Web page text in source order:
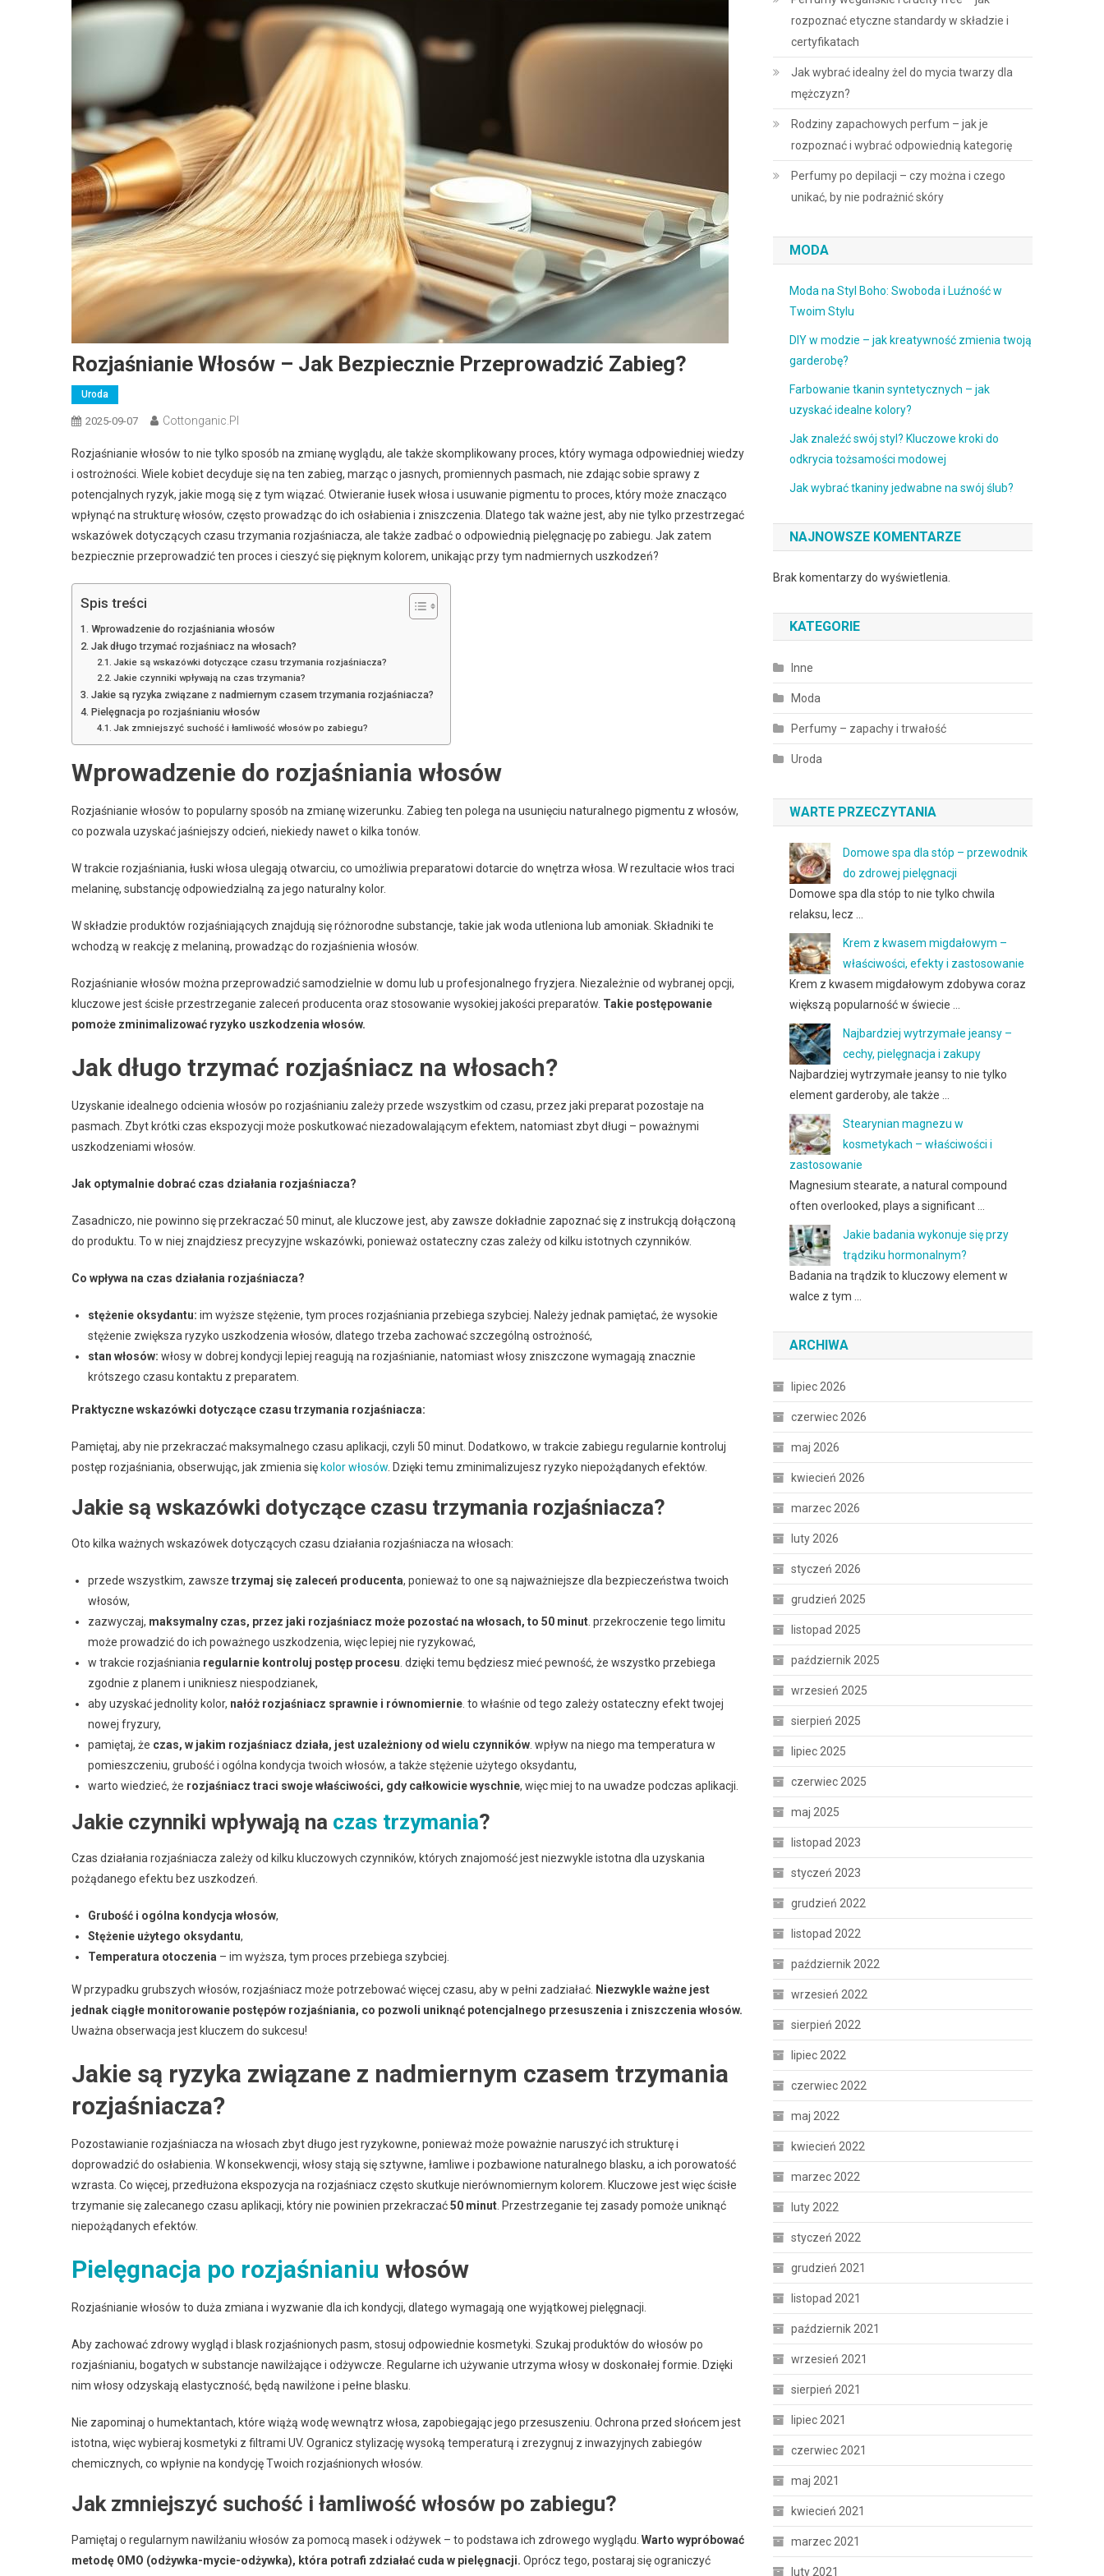
Rozjaśnianie Włosów – Jak Bezpiecznie Przeprowadzić Zabieg?
Uroda
2025-09-07 Cottonganic.pl
Rozjaśnianie włosów to nie tylko sposób na zmianę wyglądu, ale także skomplikowany proces, który wymaga odpowiedniej wiedzy
i ostrożności. Wiele kobiet decyduje się na ten zabieg, marząc o jasnych, promiennych pasmach, nie zdając sobie sprawy z
potencjalnych ryzyk, jakie mogą się z tym wiązać. Otwieranie łusek włosa i usuwanie pigmentu to proces, który może znacząco
wpłynąć na strukturę włosów, często prowadząc do ich osłabienia i zniszczenia. Dlatego tak ważne jest, aby nie tylko przestrzegać
wskazówek dotyczących czasu trzymania rozjaśniacza, ale także zadbać o odpowiednią pielęgnację po zabiegu. Jak zatem
bezpiecznie przeprowadzić ten proces i cieszyć się pięknym kolorem, unikając przy tym nadmiernych uszkodzeń?
Spis treści
Wprowadzenie do rozjaśniania włosów
Jak długo trzymać rozjaśniacz na włosach?
Jakie są wskazówki dotyczące czasu trzymania rozjaśniacza?
Jakie czynniki wpływają na czas trzymania?
Jakie są ryzyka związane z nadmiernym czasem trzymania rozjaśniacza?
Pielęgnacja po rozjaśnianiu włosów
Jak zmniejszyć suchość i łamliwość włosów po zabiegu?
Wprowadzenie do rozjaśniania włosów
Rozjaśnianie włosów to popularny sposób na zmianę wizerunku. Zabieg ten polega na usunięciu naturalnego pigmentu z włosów,
co pozwala uzyskać jaśniejszy odcień, niekiedy nawet o kilka tonów.
W trakcie rozjaśniania, łuski włosa ulegają otwarciu, co umożliwia preparatowi dotarcie do wnętrza włosa. W rezultacie włos traci
melaninę, substancję odpowiedzialną za jego naturalny kolor.
W składzie produktów rozjaśniających znajdują się różnorodne substancje, takie jak woda utleniona lub amoniak. Składniki te
wchodzą w reakcję z melaniną, prowadząc do rozjaśnienia włosów.
Rozjaśnianie włosów można przeprowadzić samodzielnie w domu lub u profesjonalnego fryzjera. Niezależnie od wybranej opcji,
kluczowe jest ścisłe przestrzeganie zaleceń producenta oraz stosowanie wysokiej jakości preparatów. Takie postępowanie
pomoże zminimalizować ryzyko uszkodzenia włosów.
Jak długo trzymać rozjaśniacz na włosach?
Uzyskanie idealnego odcienia włosów po rozjaśnianiu zależy przede wszystkim od czasu, przez jaki preparat pozostaje na
pasmach. Zbyt krótki czas ekspozycji może poskutkować niezadowalającym efektem, natomiast zbyt długi – poważnymi
uszkodzeniami włosów.
Jak optymalnie dobrać czas działania rozjaśniacza?
Zasadniczo, nie powinno się przekraczać 50 minut, ale kluczowe jest, aby zawsze dokładnie zapoznać się z instrukcją dołączoną
do produktu. To w niej znajdziesz precyzyjne wskazówki, ponieważ ostateczny czas zależy od kilku istotnych czynników.
Co wpływa na czas działania rozjaśniacza?
stężenie oksydantu: im wyższe stężenie, tym proces rozjaśniania przebiega szybciej. Należy jednak pamiętać, że wysokie
stężenie zwiększa ryzyko uszkodzenia włosów, dlatego trzeba zachować szczególną ostrożność,
stan włosów: włosy w dobrej kondycji lepiej reagują na rozjaśnianie, natomiast włosy zniszczone wymagają znacznie
krótszego czasu kontaktu z preparatem.
Praktyczne wskazówki dotyczące czasu trzymania rozjaśniacza:
Pamiętaj, aby nie przekraczać maksymalnego czasu aplikacji, czyli 50 minut. Dodatkowo, w trakcie zabiegu regularnie kontroluj
postęp rozjaśniania, obserwując, jak zmienia się kolor włosów . Dzięki temu zminimalizujesz ryzyko niepożądanych efektów.
Jakie są wskazówki dotyczące czasu trzymania rozjaśniacza?
Oto kilka ważnych wskazówek dotyczących czasu działania rozjaśniacza na włosach:
przede wszystkim, zawsze trzymaj się zaleceń producenta, ponieważ to one są najważniejsze dla bezpieczeństwa twoich
włosów,
zazwyczaj, maksymalny czas, przez jaki rozjaśniacz może pozostać na włosach, to 50 minut . przekroczenie tego limitu
może prowadzić do ich poważnego uszkodzenia, więc lepiej nie ryzykować,
w trakcie rozjaśniania regularnie kontroluj postęp procesu . dzięki temu będziesz mieć pewność, że wszystko przebiega
zgodnie z planem i unikniesz niespodzianek,
aby uzyskać jednolity kolor, nałóż rozjaśniacz sprawnie i równomiernie . to właśnie od tego zależy ostateczny efekt twojej
nowej fryzury,
pamiętaj, że czas, w jakim rozjaśniacz działa, jest uzależniony od wielu czynników . wpływ na niego ma temperatura w
pomieszczeniu, grubość i ogólna kondycja twoich włosów, a także stężenie użytego oksydantu,
warto wiedzieć, że rozjaśniacz traci swoje właściwości, gdy całkowicie wyschnie, więc miej to na uwadze podczas aplikacji.
Jakie czynniki wpływają na czas trzymania?
Czas działania rozjaśniacza zależy od kilku kluczowych czynników, których znajomość jest niezwykle istotna dla uzyskania
pożądanego efektu bez uszkodzeń.
Grubość i ogólna kondycja włosów,
Stężenie użytego oksydantu,
Temperatura otoczenia – im wyższa, tym proces przebiega szybciej.
W przypadku grubszych włosów, rozjaśniacz może potrzebować więcej czasu, aby w pełni zadziałać. Niezwykle ważne jest
jednak ciągłe monitorowanie postępów rozjaśniania, co pozwoli uniknąć potencjalnego przesuszenia i zniszczenia włosów.
Uważna obserwacja jest kluczem do sukcesu!
Jakie są ryzyka związane z nadmiernym czasem trzymania
rozjaśniacza?
Pozostawianie rozjaśniacza na włosach zbyt długo jest ryzykowne, ponieważ może poważnie naruszyć ich strukturę i
doprowadzić do osłabienia. W konsekwencji, włosy stają się sztywne, łamliwe i pozbawione naturalnego blasku, a ich porowatość
wzrasta. Co więcej, przedłużona ekspozycja na rozjaśniacz często skutkuje nierównomiernym kolorem. Kluczowe jest więc ścisłe
trzymanie się zalecanego czasu aplikacji, który nie powinien przekraczać50 minut . Przestrzeganie tej zasady pomoże uniknąć
niepożądanych efektów.
Pielęgnacja po rozjaśnianiu włosów
Rozjaśnianie włosów to duża zmiana i wyzwanie dla ich kondycji, dlatego wymagają one wyjątkowej pielęgnacji.
Aby zachować zdrowy wygląd i blask rozjaśnionych pasm, stosuj odpowiednie kosmetyki. Szukaj produktów do włosów po
rozjaśnianiu, bogatych w substancje nawilżające i odżywcze. Regularne ich używanie utrzyma włosy w doskonałej formie. Dzięki
nim włosy odzyskają elastyczność, będą nawilżone i pełne blasku.
Nie zapominaj o humektantach, które wiążą wodę wewnątrz włosa, zapobiegając jego przesuszeniu. Ochrona przed słońcem jest
istotna, więc wybieraj kosmetyki z filtrami UV. Ogranicz stylizację wysoką temperaturą i zrezygnuj z inwazyjnych zabiegów
chemicznych, co wpłynie na kondycję Twoich rozjaśnionych włosów.
Jak zmniejszyć suchość i łamliwość włosów po zabiegu?
Pamiętaj o regularnym nawilżaniu włosów za pomocą masek i odżywek – to podstawa ich zdrowego wyglądu. Warto wypróbować
metodę OMO (odżywka-mycie-odżywka), która potrafi zdziałać cuda w pielęgnacji. Oprócz tego, postaraj się ograniczyć
rozpoznać etyczne standardy w składzie i
certyfikatach
Jak wybrać idealny żel do mycia twarzy dla
mężczyzn?
Rodziny zapachowych perfum – jak je
rozpoznać i wybrać odpowiednią kategorię
Perfumy po depilacji – czy można i czego
unikać, by nie podrażnić skóry
MODA
Moda na Styl Boho: Swoboda i Luźność w
Twoim Stylu
DIY w modzie – jak kreatywność zmienia twoją
garderobę?
Farbowanie tkanin syntetycznych – jak
uzyskać idealne kolory?
Jak znaleźć swój styl? Kluczowe kroki do
odkrycia tożsamości modowej
Jak wybrać tkaniny jedwabne na swój ślub?
NAJNOWSZE KOMENTARZE
Brak komentarzy do wyświetlenia.
KATEGORIE
Inne
Moda
Perfumy – zapachy i trwałość
Uroda
WARTE PRZECZYTANIA
Domowe spa dla stóp – przewodnik
do zdrowej pielęgnacji
Domowe spa dla stóp to nie tylko chwila
relaksu, lecz …
Krem z kwasem migdałowym –
właściwości, efekty i zastosowanie
Krem z kwasem migdałowym zdobywa coraz
większą popularność w świecie …
Najbardziej wytrzymałe jeansy –
cechy, pielęgnacja i zakupy
Najbardziej wytrzymałe jeansy to nie tylko
element garderoby, ale także …
Stearynian magnezu w
kosmetykach – właściwości i
zastosowanie
Magnesium stearate, a natural compound
often overlooked, plays a significant …
Jakie badania wykonuje się przy
trądziku hormonalnym?
Badania na trądzik to kluczowy element w
walce z tym …
ARCHIWA
lipiec 2026
czerwiec 2026
maj 2026
kwiecień 2026
marzec 2026
luty 2026
styczeń 2026
grudzień 2025
listopad 2025
październik 2025
wrzesień 2025
sierpień 2025
lipiec 2025
czerwiec 2025
maj 2025
listopad 2023
styczeń 2023
grudzień 2022
listopad 2022
październik 2022
wrzesień 2022
sierpień 2022
lipiec 2022
czerwiec 2022
maj 2022
kwiecień 2022
marzec 2022
luty 2022
styczeń 2022
grudzień 2021
listopad 2021
październik 2021
wrzesień 2021
sierpień 2021
lipiec 2021
czerwiec 2021
maj 2021
kwiecień 2021
marzec 2021
luty 2021